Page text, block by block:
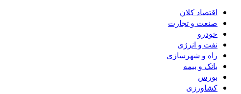
اقتصاد کلان
صنعت و تجارت
خودرو
نفت و انرژی
راه و شهرسازی
بانک و بیمه
بورس
کشاورزی